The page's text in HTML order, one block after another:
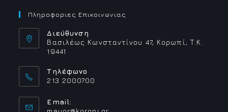
Πληροφοριες Επικοινωνιας
Διεύθυνση
Βασιλέως Κωνσταντίνου 47, Κορωπί, Τ.Κ.
19441
Τηλέφωνο
213 2000700
Email: